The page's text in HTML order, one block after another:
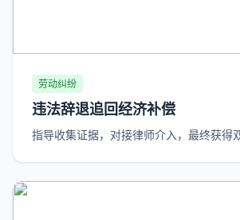
劳动纠纷
违法辞退追回经济补偿
指导收集证据，对接律师介入，最终获得